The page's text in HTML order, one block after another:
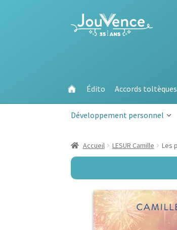
Aller
à
Aller
au
Édito Accords toltèques
Développement personnel
Accueil LESUR Camille Les